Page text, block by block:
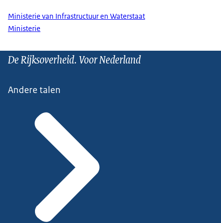
Ministerie van Infrastructuur en Waterstaat
Ministerie
De Rijksoverheid. Voor Nederland
Andere talen